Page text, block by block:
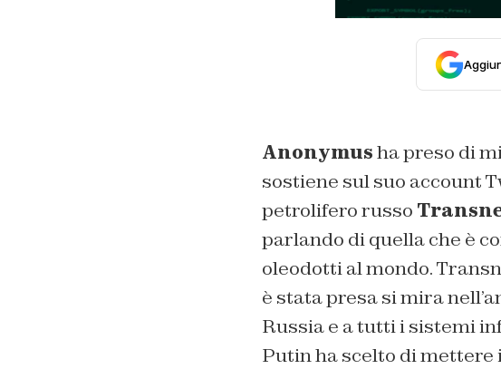
Anonymusha preso di
sostiene sul suo account
petrolifero russo
parlando di quella che è
oleodotti al mondo.
è stata presa si mira
Russia e a tutti i sistemi
Putin ha scelto di mettere